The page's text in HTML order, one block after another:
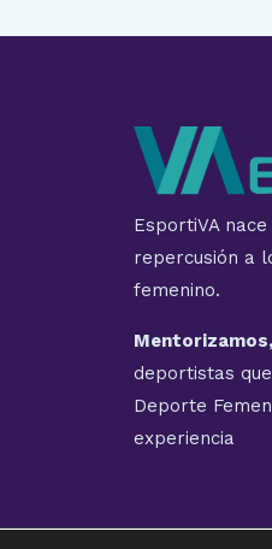
EsportiVA
repercusión a
femenino.
deportistas
Deporte
experiencia